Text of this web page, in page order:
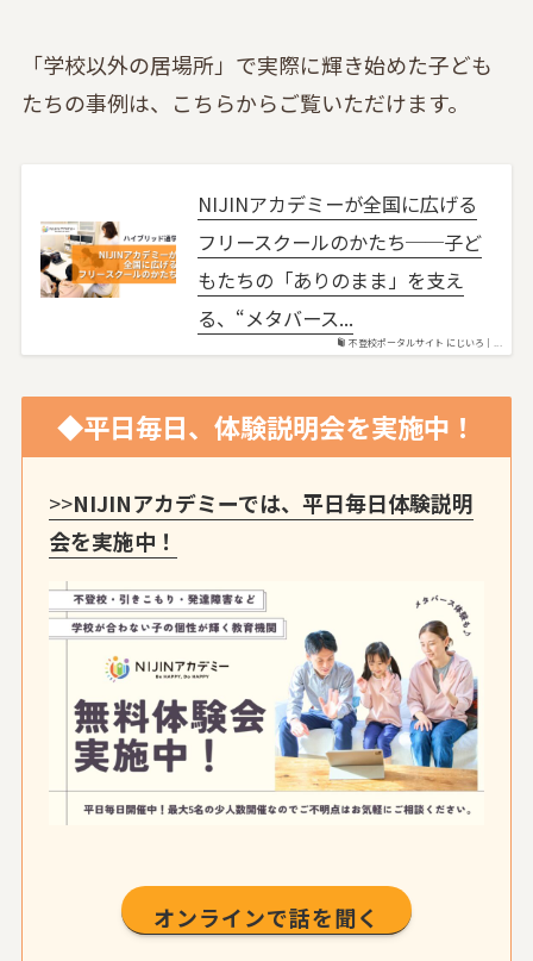
「学校以外の居場所」で実際に輝き始めた子ども
たちの事例は、こちらからご覧いただけます。
不登校ポータルサイト にじいろ｜...
NIJINアカデミーが全国に広げる
フリースクールのかたち──子ど
もたちの「ありのまま」を支え
る、“メタバース...
◆平日毎日、体験説明会を実施中！
>>NIJINアカデミーでは、平日毎日体験説明
会を実施中！
オンラインで話を聞く